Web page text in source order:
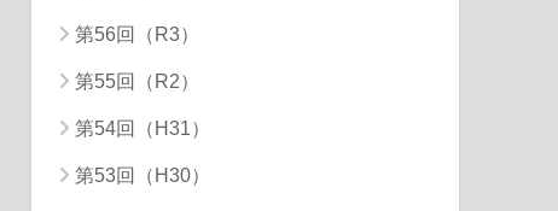
第56回（R3）
第55回（R2）
第54回（H31）
第53回（H30）